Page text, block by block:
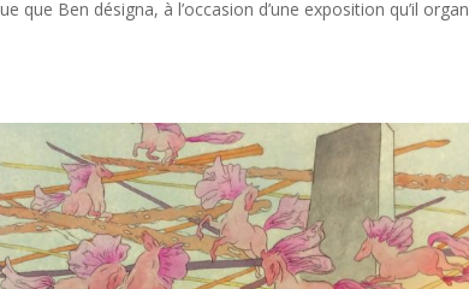
que Ben désigna, à l’occasion d’une exposition qu’il